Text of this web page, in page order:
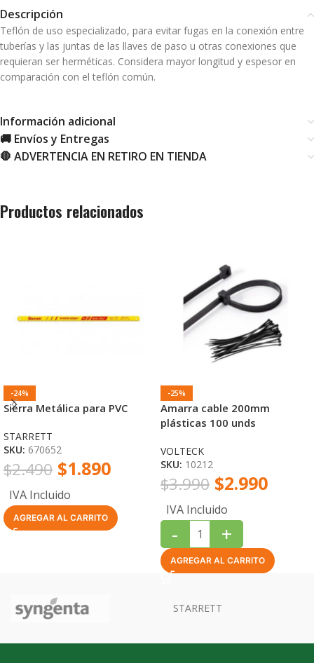
Descripción
Teflón de uso especializado, para evitar fugas en la conexión entre
tuberías y las juntas de las llaves de paso u otras conexiones que
requieran ser herméticas. Considera mayor longitud y espesor en
comparación con el teflón común.
Información adicional
🚚 Envíos y Entregas
🛑 ADVERTENCIA EN RETIRO EN TIENDA
Productos relacionados
-24%
Sierra Metálica para PVC
STARRETT
SKU: 670652
$2.490 $1.890
IVA Incluido
AGREGAR AL CARRITO
-25%
Amarra cable 200mm
plásticas 100 unds
VOLTECK
SKU: 10212
$3.990 $2.990
IVA Incluido
- +
AGREGAR AL CARRITO